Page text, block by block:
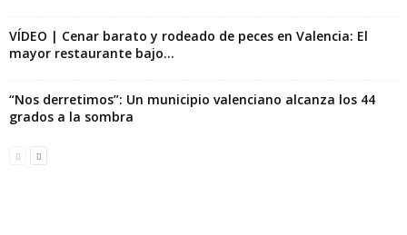
VÍDEO | Cenar barato y rodeado de peces en Valencia: El
mayor restaurante bajo...
“Nos derretimos”: Un municipio valenciano alcanza los 44
grados a la sombra